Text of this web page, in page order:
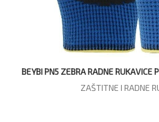
BEYBI PN5 ZEBRA RADNE RUKAVICE
ZAŠTITNE I RADNE